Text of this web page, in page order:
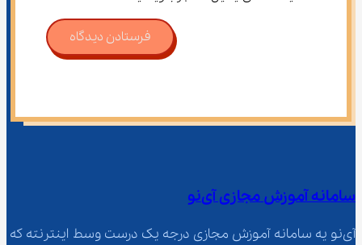
فرستادن دیدگاه
سامانه آموزش مجازی آی‌نو
آی‌نو یه سامانه آموزش مجازی درجه یک درست وسط اینترنته که